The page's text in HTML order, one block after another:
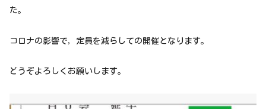
た。
コロナの影響で，定員を減らしての開催となります。
どうぞよろしくお願いします。